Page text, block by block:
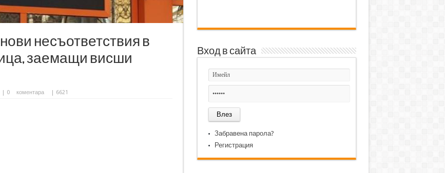
несъответствия в
заемащи висши
0 коментара | 6621
Вход в сайта
Забравена парола?
Регистрация